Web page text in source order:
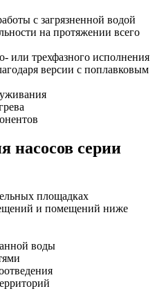
с загрязненной водой
на протяжении всего
или трехфазного исполнения
версии с поплавковым
насосов серии
площадках
и помещений ниже
воды